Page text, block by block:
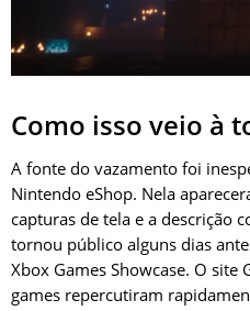
Como isso veio à
A fonte do vazamento foi
Nintendo eShop. Nela
capturas de tela e a descrição
tornou público alguns dias
Xbox Games Showcase. O site
games repercutiram